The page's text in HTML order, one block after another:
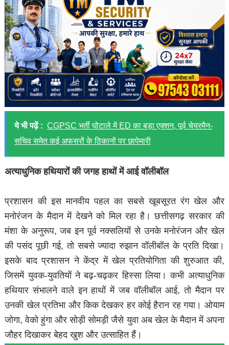
ये भी पढ़ें : CGPSC भर्ती घोटाले में ED का बड़ा एक्शन, पूर्व चेयरमैन-
सचिव समेत कई अफसरों के ठिकानों पर छापेमारी
अत्याधुनिक हथियारों की जगह हाथों में आई वॉलीबॉल
प्रशासन की इस मानवीय पहल का सबसे खूबसूरत रंग खेल और
मनोरंजन के मैदान में देखने को मिल रहा है। छत्तीसगढ़ सरकार की
मंशा के अनुरूप, जब इन पूर्व नक्सलियों से उनके मनोरंजन और खेल
की पसंद पूछी गई, तो सबसे ज्यादा रुझान वॉलीबॉल के प्रति दिखा।
इसके बाद प्रशासन ने केंद्र में खेल प्रतियोगिता की शुरुआत की,
जिसमें युवक-युवतियों ने बढ़-चढ़कर हिस्सा लिया। कभी अत्याधुनिक
हथियार संभालने वाले इन हाथों में जब वॉलीबॉल आई, तो मैदान पर
उनकी खेल प्रतिभा और किक देखकर हर कोई हैरान रह गया। ओयाम
जोगा, वेको हुंगा और सोड़ी सोमड़ी जैसे युवा अब खेल के मैदान में अपना
जौहर दिखाकर बेहद खुश और उत्साहित हैं।